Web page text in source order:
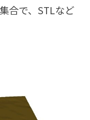
合で、STLなど